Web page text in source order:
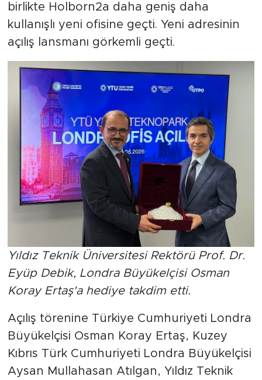
birlikte Holborn2a daha geniş daha
kullanışlı yeni ofisine geçti. Yeni adresinin
açılış lansmanı görkemli geçti.
Yıldız Teknik Üniversitesi Rektörü Prof. Dr.
Eyüp Debik, Londra Büyükelçisi Osman
Koray Ertaş'a hediye takdim etti.
Açılış törenine Türkiye Cumhuriyeti Londra
Büyükelçisi Osman Koray Ertaş, Kuzey
Kıbrıs Türk Cumhuriyeti Londra Büyükelçisi
Aysan Mullahasan Atılgan, Yıldız Teknik